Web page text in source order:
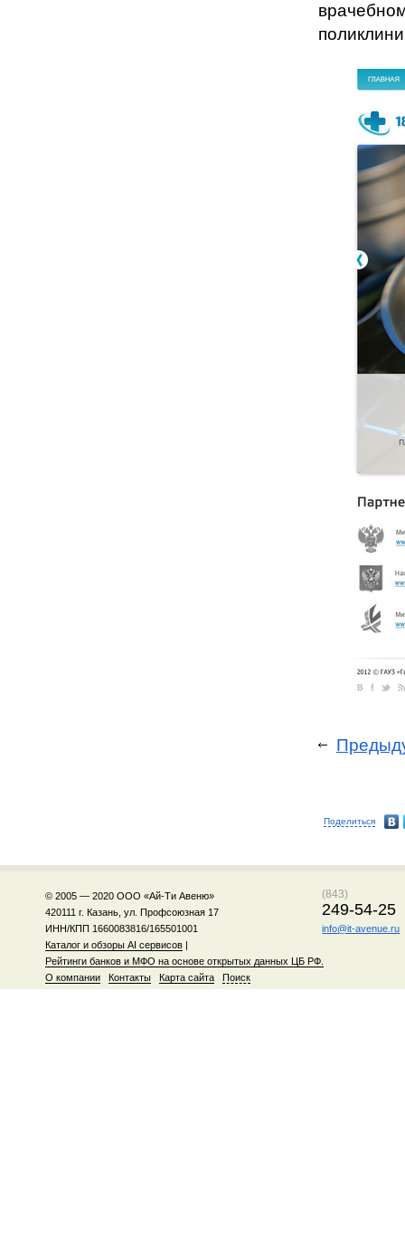
Поделиться
© 2005 — 2020 ООО «Ай-Ти Авеню»
420111 г. Казань, ул. Профсоюзная 17
ИНН/КПП 1660083816/165501001
Каталог и обзоры AI сервисов|
Рейтинги банков и МФО на основе открытых данных ЦБ РФ.
О компании
Контакты Карта сайта Поиск
(843)
249-54-25
info@it-avenue.ru